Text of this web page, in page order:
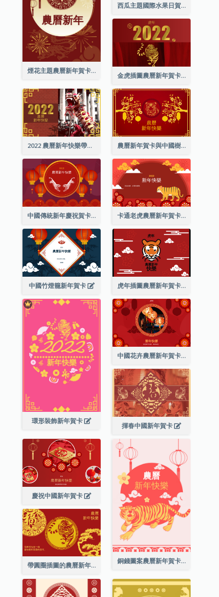
煙花主題農曆新年賀卡
西瓜主題國際水果日賀卡
金虎插圖農曆新年賀卡
2022 農曆新年快樂帶照片賀卡 農曆新年賀卡與中國樹插圖
中國傳統新年慶祝賀卡 卡通老虎農曆新年賀卡
中國竹燈籠新年賀卡 虎年插圖農曆新年賀卡
環形裝飾新年賀卡
中國花卉農曆新年賀卡
揮春中國新年賀卡
慶祝中國新年賀卡
銅錢圖案農曆新年賀卡
帶圓圈插圖的農曆新年快樂賀卡